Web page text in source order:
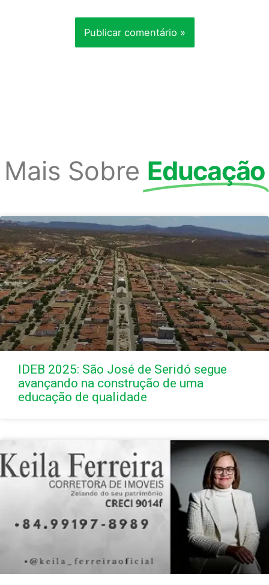
Mais Sobre Educação
IDEB 2025: São José de Seridó segue
avançando na construção de uma
educação de qualidade